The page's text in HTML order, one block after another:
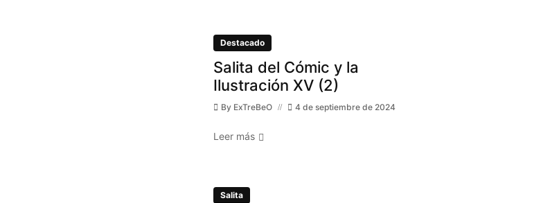
Destacado
Salita del Cómic y la
Ilustración XV (2)
By ExTreBeO 4 de septiembre de 2024
Leer más
Salita